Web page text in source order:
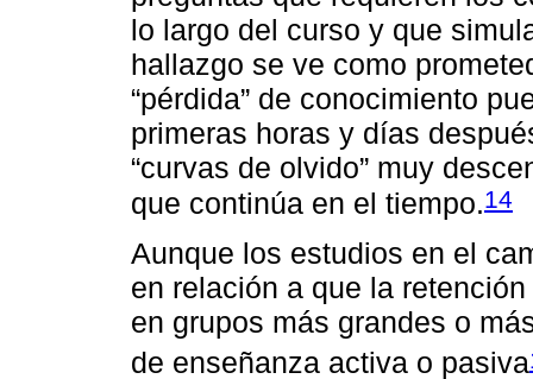
lo largo del curso y que
hallazgo se ve como
“pérdida” de conocimiento
primeras horas y días
“curvas de olvido” muy
que continúa en el tiempo.14
Aunque los estudios en el
en relación a que la
en grupos más grandes o
de enseñanza activa o pasiva